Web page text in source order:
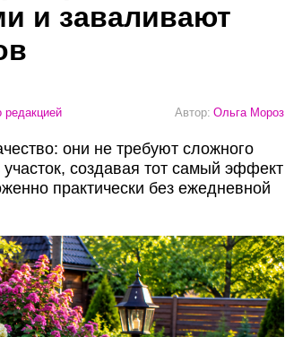
и заваливают
редакцией Автор: Ольга Мороз
они не требуют сложного
создавая тот самый эффект
практически без ежедневной